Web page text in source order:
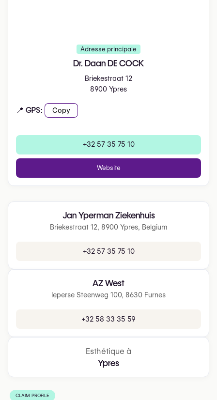
Adresse principale
Dr. Daan DE COCK
Briekestraat 12
8900 Ypres
📍 GPS: Copy
+32 57 35 75 10
Website
Jan Yperman Ziekenhuis
Briekestraat 12, 8900 Ypres, Belgium
+32 57 35 75 10
AZ West
Ieperse Steenweg 100, 8630 Furnes
+32 58 33 35 59
Esthétique à
Ypres
CLAIM PROFILE